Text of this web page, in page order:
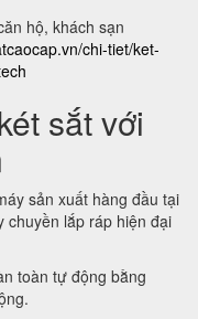
hộ, khách sạn
chi-tiet/ket-
sắt với
sản xuất hàng đầu tại
chuyền lắp ráp hiện đại
toàn tự động bằng